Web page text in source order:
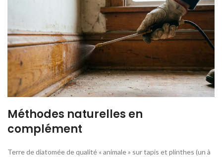
Méthodes naturelles en
complément
Terre de diatomée de qualité « animale » sur tapis et plinthes (un à